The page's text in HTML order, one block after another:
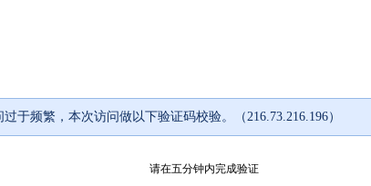
过于频繁，本次访问做以下验证码校验。（216.73.216.196）
请在五分钟内完成验证